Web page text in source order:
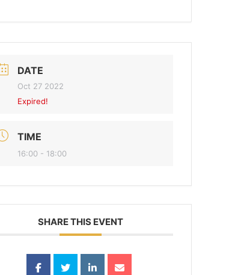
DATE
Oct 27 2022
Expired!
TIME
16:00 - 18:00
SHARE THIS EVENT